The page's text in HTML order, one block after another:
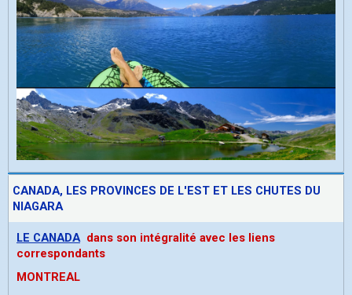
CANADA, LES PROVINCES DE L'EST ET LES CHUTES DU
NIAGARA
LE CANADA dans son intégralité avec les liens
correspondants
MONTREAL